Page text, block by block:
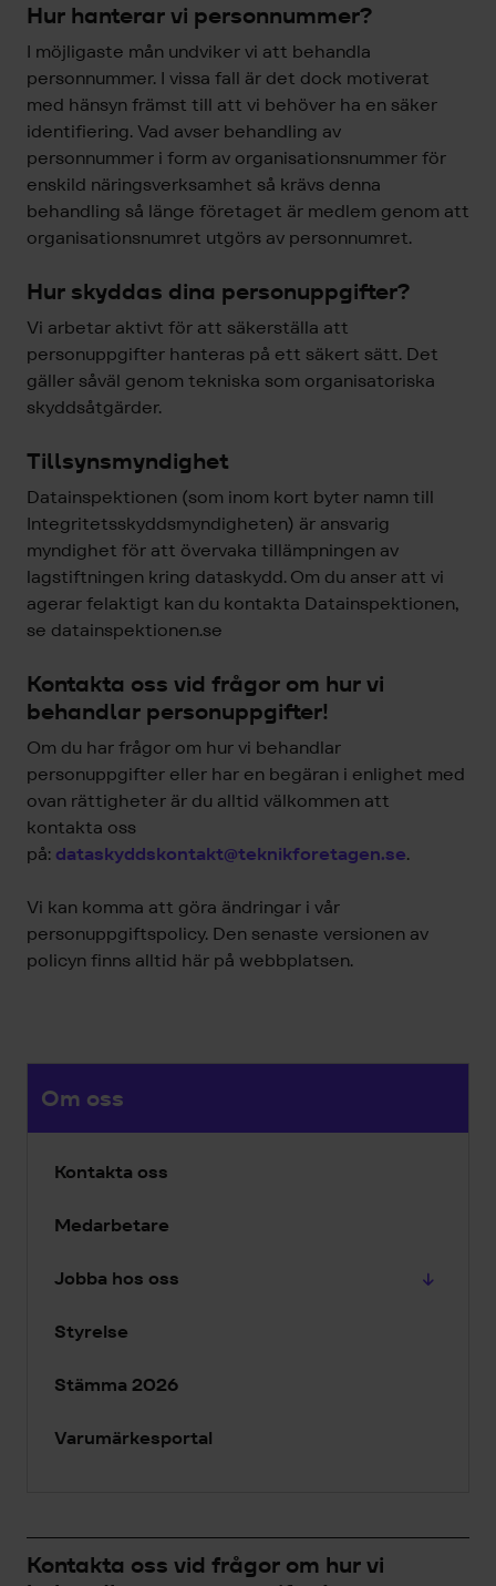
Hur hanterar vi personnummer?
I möjligaste mån undviker vi att behandla
personnummer. I vissa fall är det dock motiverat
med hänsyn främst till att vi behöver ha en säker
identifiering. Vad avser behandling av
personnummer i form av organisationsnummer för
enskild näringsverksamhet så krävs denna
behandling så länge företaget är medlem genom att
organisationsnumret utgörs av personnumret.
Hur skyddas dina personuppgifter?
Vi arbetar aktivt för att säkerställa att
personuppgifter hanteras på ett säkert sätt. Det
gäller såväl genom tekniska som organisatoriska
skyddsåtgärder.
Tillsynsmyndighet
Datainspektionen (som inom kort byter namn till
Integritetsskyddsmyndigheten) är ansvarig
myndighet för att övervaka tillämpningen av
lagstiftningen kring dataskydd. Om du anser att vi
agerar felaktigt kan du kontakta Datainspektionen,
se datainspektionen.se
Kontakta oss vid frågor om hur vi
behandlar personuppgifter!
Om du har frågor om hur vi behandlar
personuppgifter eller har en begäran i enlighet med
ovan rättigheter är du alltid välkommen att
kontakta oss
på: dataskyddskontakt@teknikforetagen.se.
Vi kan komma att göra ändringar i vår
personuppgiftspolicy. Den senaste versionen av
policyn finns alltid här på webbplatsen.
Om oss
Kontakta oss
Medarbetare
Jobba hos oss
Styrelse
Stämma 2026
Varumärkesportal
Kontakta oss vid frågor om hur vi